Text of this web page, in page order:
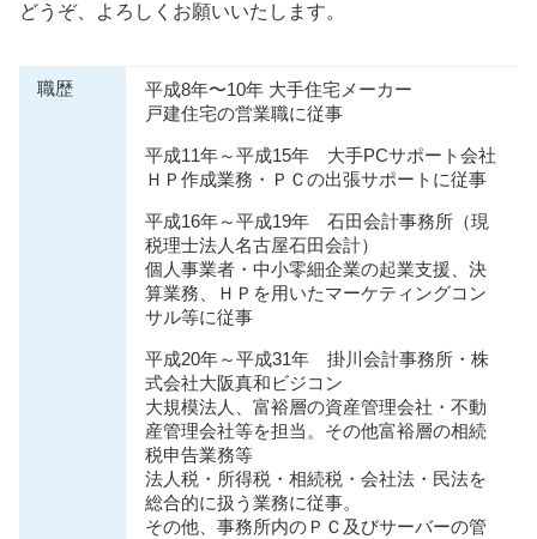
どうぞ、よろしくお願いいたします。
職歴
平成8年〜10年 大手住宅メーカー
戸建住宅の営業職に従事
平成11年～平成15年 大手PCサポート会社
ＨＰ作成業務・ＰＣの出張サポートに従事
平成16年～平成19年 石田会計事務所（現
税理士法人名古屋石田会計）
個人事業者・中小零細企業の起業支援、決
算業務、ＨＰを用いたマーケティングコン
サル等に従事
平成20年～平成31年 掛川会計事務所・株
式会社大阪真和ビジコン
大規模法人、富裕層の資産管理会社・不動
産管理会社等を担当。その他富裕層の相続
税申告業務等
法人税・所得税・相続税・会社法・⺠法を
総合的に扱う業務に従事。
その他、事務所内のＰＣ及びサーバーの管